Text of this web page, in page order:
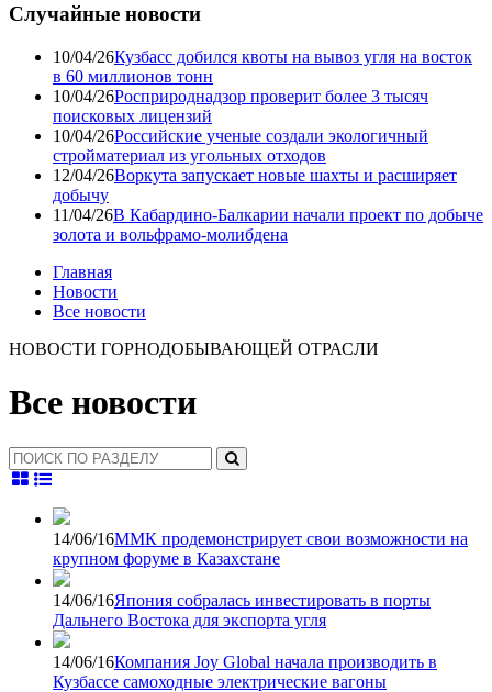
Случайные новости
10/04/26Кузбасс добился квоты на вывоз угля на восток
в 60 миллионов тонн
10/04/26Росприроднадзор проверит более 3 тысяч
поисковых лицензий
10/04/26Российские ученые создали экологичный
стройматериал из угольных отходов
12/04/26Воркута запускает новые шахты и расширяет
добычу
11/04/26В Кабардино-Балкарии начали проект по добыче
золота и вольфрамо-молибдена
Главная
Новости
Все новости
НОВОСТИ ГОРНОДОБЫВАЮЩЕЙ ОТРАСЛИ
Все новости
14/06/16ММК продемонстрирует свои возможности на
крупном форуме в Казахстане
14/06/16Япония собралась инвестировать в порты
Дальнего Востока для экспорта угля
14/06/16Компания Joy Global начала производить в
Кузбассе самоходные электрические вагоны